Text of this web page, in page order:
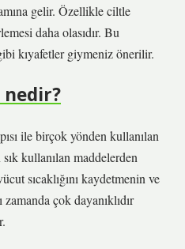
gelir. Özellikle ciltle
daha olasıdır. Bu
kıyafetler giymeniz önerilir.
nedir?
ile birçok yönden kullanılan
kullanılan maddelerden
sıcaklığını kaydetmenin ve
çok dayanıklıdır